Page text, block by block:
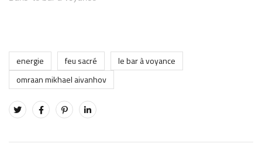
energie feu sacré
le bar à voyance
omraan mikhael aivanhov